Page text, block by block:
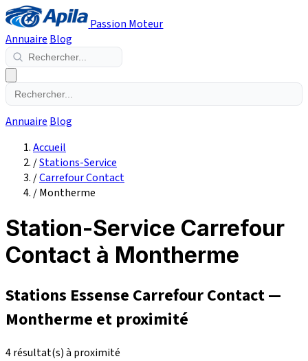
Passion Moteur
Annuaire Blog
Annuaire Blog
Accueil
/Stations-Service
/Carrefour Contact
/Montherme
Station-Service Carrefour
Contact à Montherme
Stations Essense Carrefour Contact —
Montherme et proximité
4 résultat(s) à proximité